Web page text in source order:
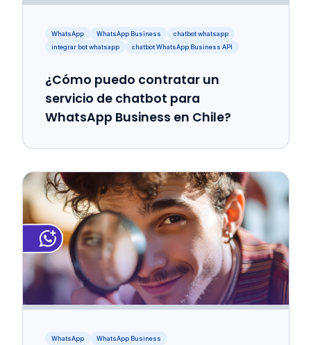
WhatsApp WhatsApp Business
chatbot whatsapp
integrar bot whatsapp
chatbot WhatsApp Business API
¿Cómo puedo contratar un
servicio de chatbot para
WhatsApp Business en Chile?
WhatsApp
WhatsApp Business